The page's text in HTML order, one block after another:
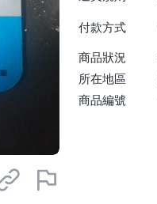
付款方式
商品狀況
所在地區
商品編號